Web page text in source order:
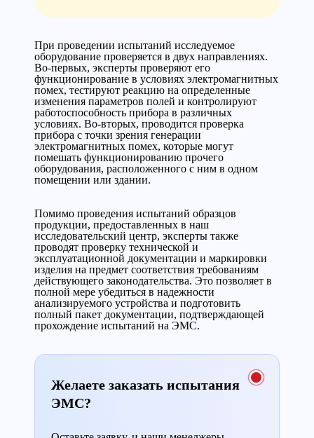
При проведении испытаний исследуемое
оборудование проверяется в двух направлениях.
Во-первых, эксперты проверяют его
функционирование в условиях электромагнитных
помех, тестируют реакцию на определенные
изменения параметров полей и контролируют
работоспособность прибора в различных
условиях. Во-вторых, проводится проверка
прибора с точки зрения генерации
электромагнитных помех, которые могут
помешать функционированию прочего
оборудования, расположенного с ним в одном
помещении или здании.
Помимо проведения испытаний образцов
продукции, предоставленных в наш
исследовательский центр, эксперты также
проводят проверку технической и
эксплуатационной документации и маркировки
изделия на предмет соответствия требованиям
действующего законодательства. Это позволяет в
полной мере убедиться в надежности
анализируемого устройства и подготовить
полный пакет документации, подтверждающей
прохождение испытаний на ЭМС.
Желаете заказать испытания
ЭМС?